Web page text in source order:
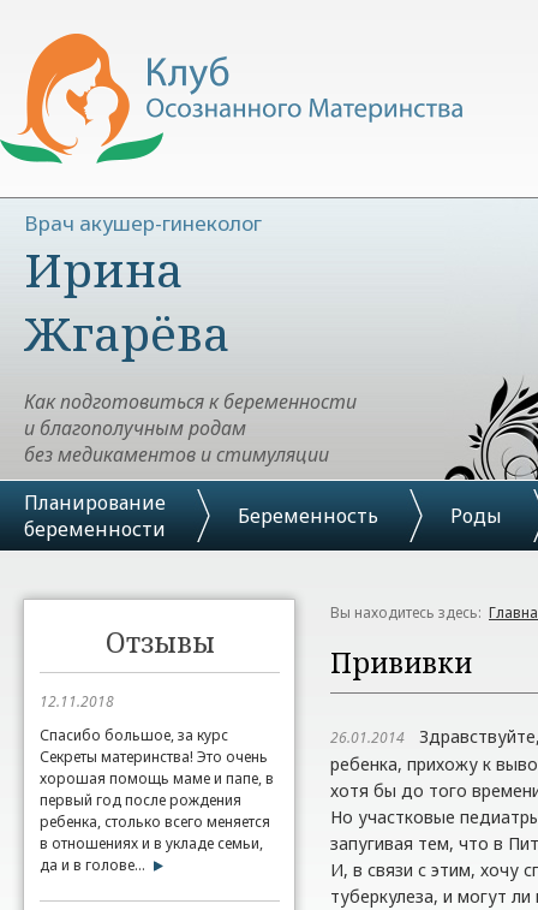
Врач акушер-гинеколог
Ирина
Жгарёва
Как подготовиться к беременности
и благополучным родам
без медикаментов и стимуляции
Планирование
беременности
Беременность Роды
Отзывы
12.11.2018
Спасибо большое, за курс
Секреты материнства! Это очень
хорошая помощь маме и папе, в
первый год после рождения
ребенка, столько всего меняется
в отношениях и в укладе семьи,
да и в голове...
Вы находитесь здесь:
Прививки
26.01.2014
ребенка, прихожу к
хотя бы до того
Но участковые
запугивая тем, что в
И, в связи с этим, хочу
туберкулеза, и могут